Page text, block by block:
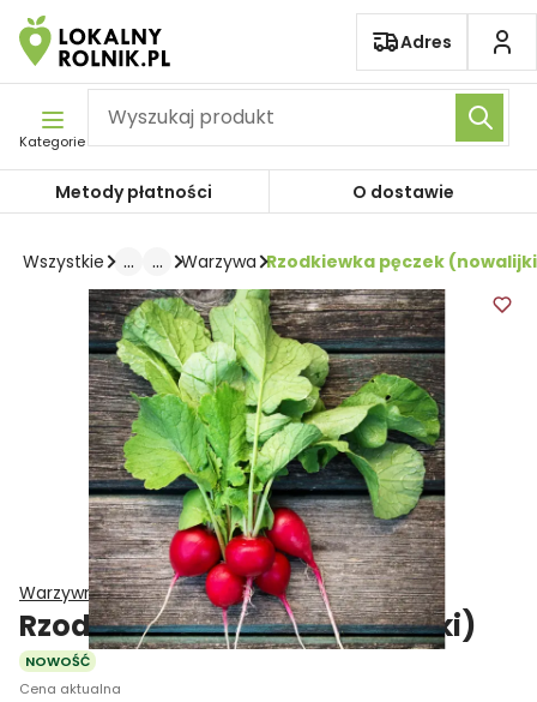
Pomiń nawigację
Adres
Kategorie
Metody płatności O dostawie
Wszystkie ... ... Warzywa Rzodkiewka pęczek
Warzywniczek Gospodarstwo Rolne
Rzodkiewka pęczek (nowalijki)
NOWOŚĆ
Cena aktualna